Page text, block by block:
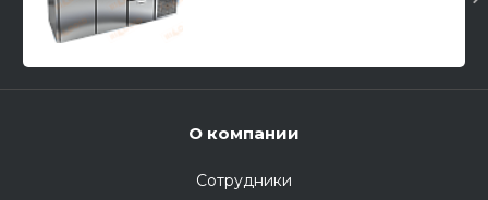
О компании
Сотрудники